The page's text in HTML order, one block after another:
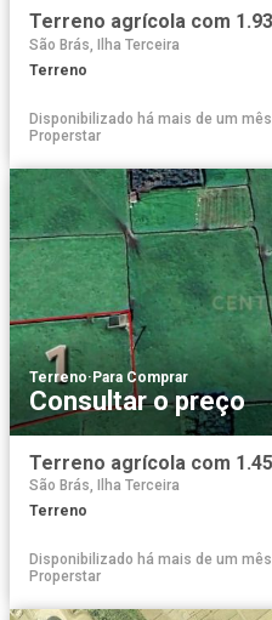
São Brás, Ilha Terceira
Terreno
Disponibilizado há mais de um mês
Properstar
Terreno·Para Comprar
Consultar o preço
São Brás, Ilha Terceira
Terreno
Disponibilizado há mais de um mês
Properstar